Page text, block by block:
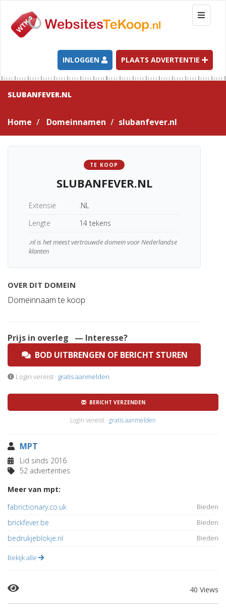
T
o
g
l
e
n
a
t
INLOGGEN PLAATS ADVERTENTIE
SLUBANFEVER.NL
Home Domeinnamen slubanfever.nl
TE KOOP
SLUBANFEVER.NL
Extensie
.NL
Lengte
14 tekens
.nl is het meest vertrouwde domein voor Nederlandse
klanten
OVER DIT DOMEIN
Domeinnaam te koop
Prijs in overleg
— Interesse?
BOD UITBRENGEN OF BERICHT STUREN
Login vereist · gratis aanmelden
BERICHT VERZENDEN
Login vereist · gratis aanmelden
MPT
Lid sinds 2016
52 advertenties
Meer van mpt:
fabrictionary.co.uk
Bieden
brickfever.be Bieden
bedrukjeblokje.nl Bieden
Bekijk alle
40 Views